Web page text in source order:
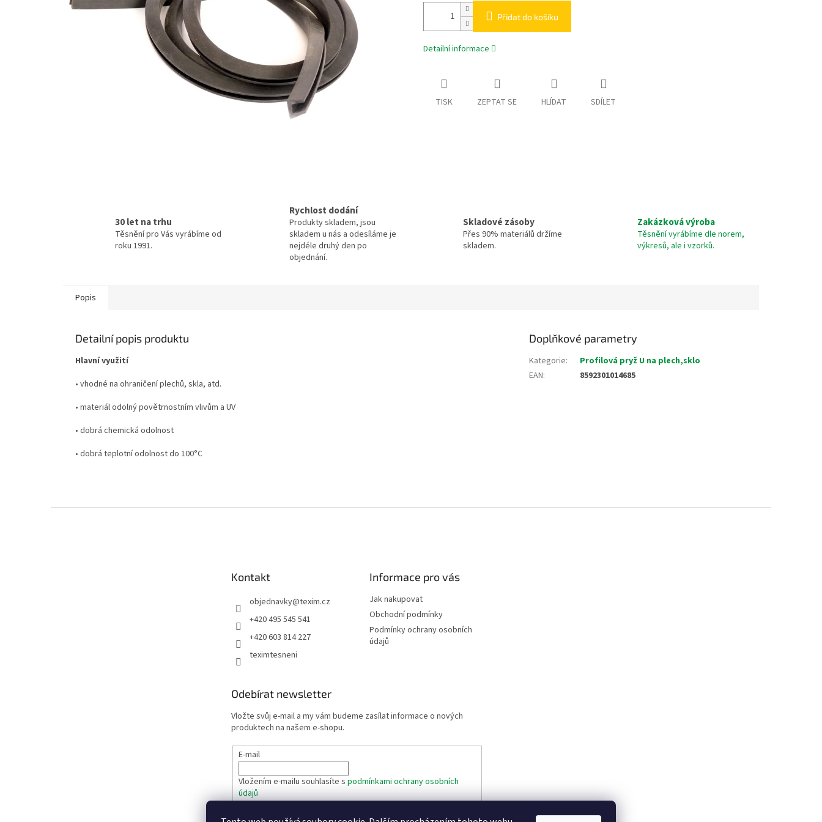
Přidat do košíku
Detailní informace
TISK ZEPTAT SE HLÍDAT SDÍLET
30 let na trhu
Těsnění pro Vás vyrábíme od
roku 1991.
Rychlost dodání
Produkty skladem, jsou
skladem u nás a odesíláme je
nejdéle druhý den po
objednání.
Skladové zásoby
Přes 90% materiálů držíme
skladem.
Zakázková výroba
Těsnění vyrábíme dle norem,
výkresů, ale i vzorků.
Popis
Detailní popis produktu
Hlavní využití
• vhodné na ohraničení plechů, skla, atd.
• materiál odolný povětrnostním vlivům a UV
• dobrá chemická odolnost
• dobrá teplotní odolnost do 100°C
Doplňkové parametry
Kategorie:
Profilová pryž U na plech,sklo
EAN: 8592301014685
Kontakt
objednavky@texim.cz
+420 495 545 541
+420 603 814 227
teximtesneni
Informace pro vás
Jak nakupovat
Obchodní podmínky
Podmínky ochrany osobních
údajů
Odebírat newsletter
Vložte svůj e-mail a my vám budeme zasílat informace o nových
produktech na našem e-shopu.
E-mail
Vložením e-mailu souhlasíte s podmínkami ochrany osobních
údajů